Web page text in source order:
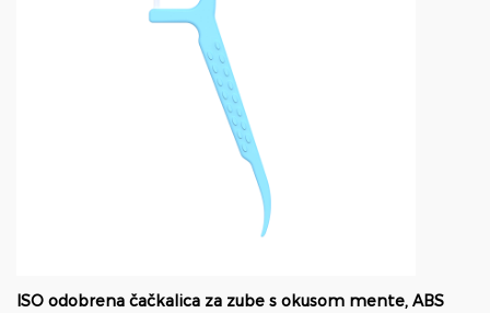
ISO odobrena čačkalica za zube s okusom mente, ABS